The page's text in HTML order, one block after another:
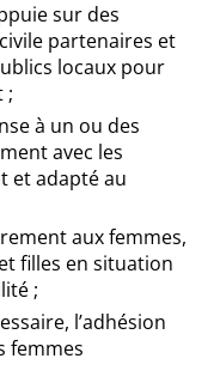
sur des
partenaires et
locaux pour
;
à un ou des
avec les
et adapté au
aux femmes,
filles en situation
;
l’adhésion
femmes